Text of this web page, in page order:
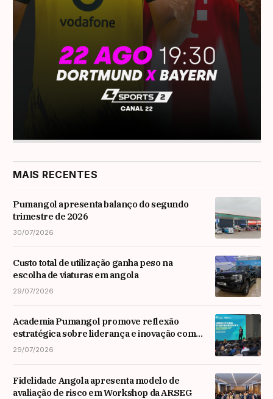
MAIS RECENTES
Pumangol apresenta balanço do segundo
trimestre de 2026
30/07/2026
Custo total de utilização ganha peso na
escolha de viaturas em angola
29/07/2026
Academia Pumangol promove reflexão
estratégica sobre liderança e inovação com
especialista internacional Nadim Habib
29/07/2026
Fidelidade Angola apresenta modelo de
avaliação de risco em Workshop da ARSEG